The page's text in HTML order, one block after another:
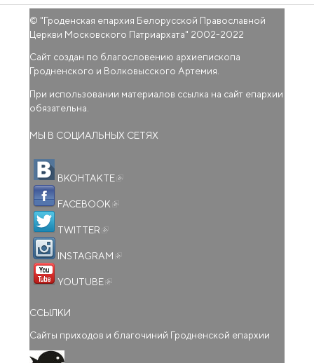
© "Гроденская епархия Белорусской Православной
Церкви Московского Патриархата" 2002-2022
Сайт создан по благословению архиепископа
Гродненского и Волковысского Артемия.
При использовании материалов ссылка на сайт епархии
обязательна.
МЫ В СОЦИАЛЬНЫХ СЕТЯХ
ВКОНТАКТЕ
FACEBOOK
TWITTER
INSTAGRAM
YOUTUBE
ССЫЛКИ
Сайты приходов и благочиний Гродненской епархии